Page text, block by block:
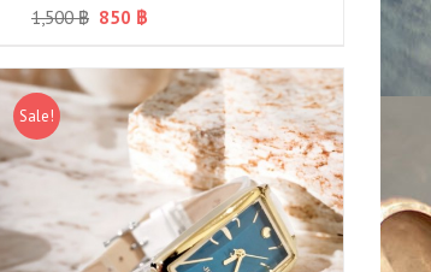
1,500฿ 850 ฿
Sale!